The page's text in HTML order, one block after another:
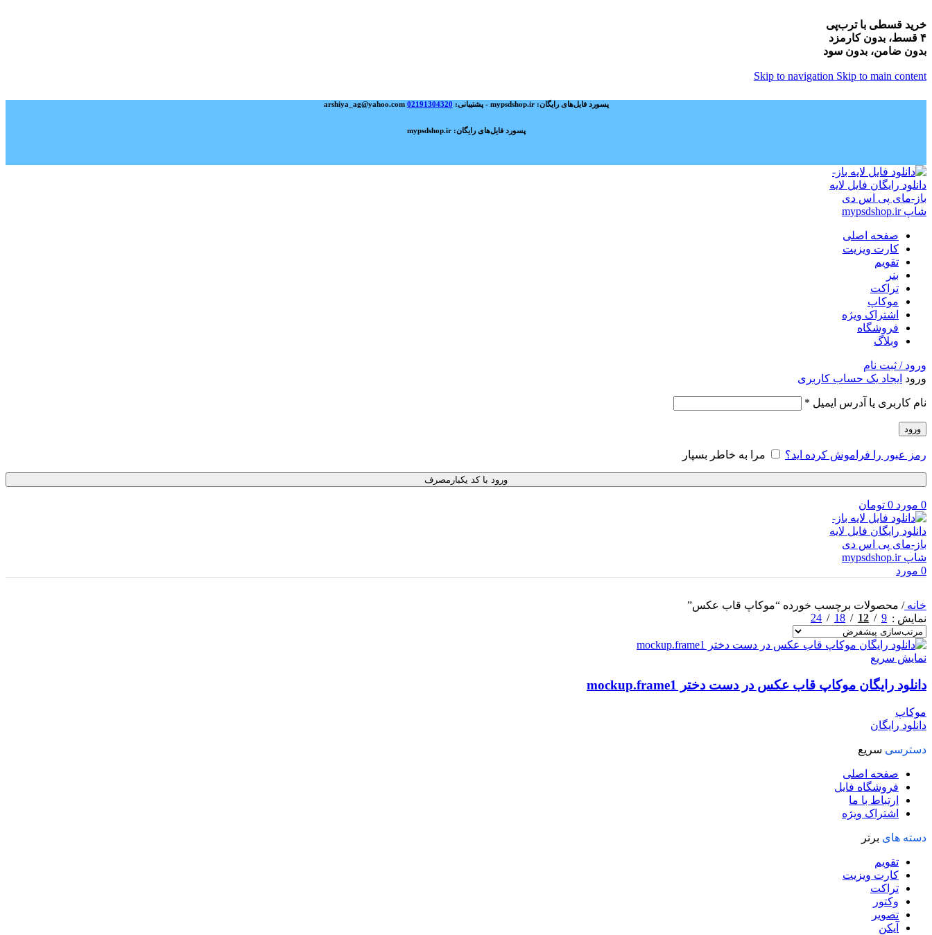
خرید قسطی با ترب‌پی
۴ قسط، بدون کارمزد
بدون ضامن، بدون سود
Skip to navigation Skip to main content
پسورد فایل‌های رایگان: mypsdshop.ir - پشتیبانی: arshiya_ag@yahoo.com 02191304320
پسورد فایل‌های رایگان: mypsdshop.ir
صفحه اصلی
کارت ویزیت
تقویم
بنر
تراکت
موکاپ
اشتراک ویژه
فروشگاه
وبلاگ
ورود / ثبت نام
ورود ایجاد یک حساب کاربری
نام کاربری یا آدرس ایمیل *
ورود
رمز عبور را فراموش کرده اید؟ مرا به خاطر بسپار
ورود با کد یکبارمصرف
0 مورد 0 تومان
0 مورد
خانه/ محصولات برچسب خورده “موکاپ قاب عکس”
نمایش
9
12
18
24
نمایش سریع
دانلود رایگان موکاپ قاب عکس در دست دختر mockup.frame1
موکاپ
دانلود رایگان
دسترسی سریع
صفحه اصلی
فروشگاه فایل
ارتباط با ما
اشتراک ویژه
دسته های برتر
تقویم
کارت ویزیت
تراکت
وکتور
تصویر
آیکن